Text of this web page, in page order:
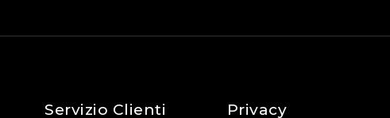
Servizio Clienti Privacy